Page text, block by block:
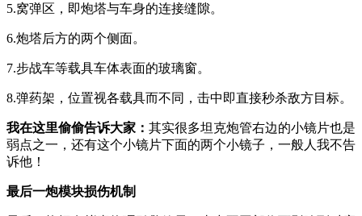
5.窝弹区，即炮塔与车身的连接缝隙。
6.炮塔后方的两个侧面。
7.步战车等载具车体表面的玻璃窗。
8.弹药架，位置视各载具而不同，击中即直接秒杀敌方目标。
我在这里偷偷告诉大家： 其实很多坦克炮管右边的小镜片也是
弱点之一，还有这个小镜片下面的两个小镜子，一般人我不告
诉他！
最后一炮模块损伤机制